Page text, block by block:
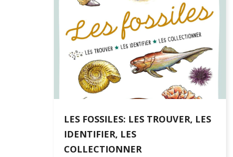
LES FOSSILES: LES TROUVER, LES
IDENTIFIER, LES
COLLECTIONNER